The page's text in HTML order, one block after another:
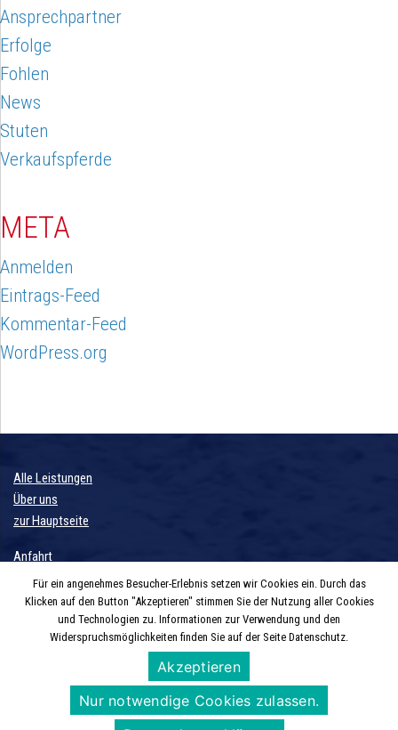
Ansprechpartner
Erfolge
Fohlen
News
Stuten
Verkaufspferde
META
Anmelden
Eintrags-Feed
Kommentar-Feed
WordPress.org
Alle Leistungen
Über uns
zur Hauptseite
Anfahrt
Kontaktformular
Aktuelles
Datenschutzerklärung
Andreas Wempe | Schierlingsdamm 5 | 49692 Cappeln |
Für ein angenehmes Besucher-Erlebnis setzen wir Cookies ein. Durch das
Klicken auf den Button "Akzeptieren" stimmen Sie der Nutzung aller Cookies
und Technologien zu. Informationen zur Verwendung und den
Widerspruchsmöglichkeiten finden Sie auf der Seite Datenschutz.
Akzeptieren
Nur notwendige Cookies zulassen.